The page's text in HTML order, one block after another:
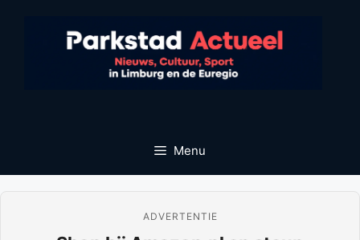
Menu
ADVERTENTIE